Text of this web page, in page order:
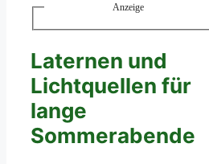
Anzeige
Laternen und
Lichtquellen für
lange
Sommerabende